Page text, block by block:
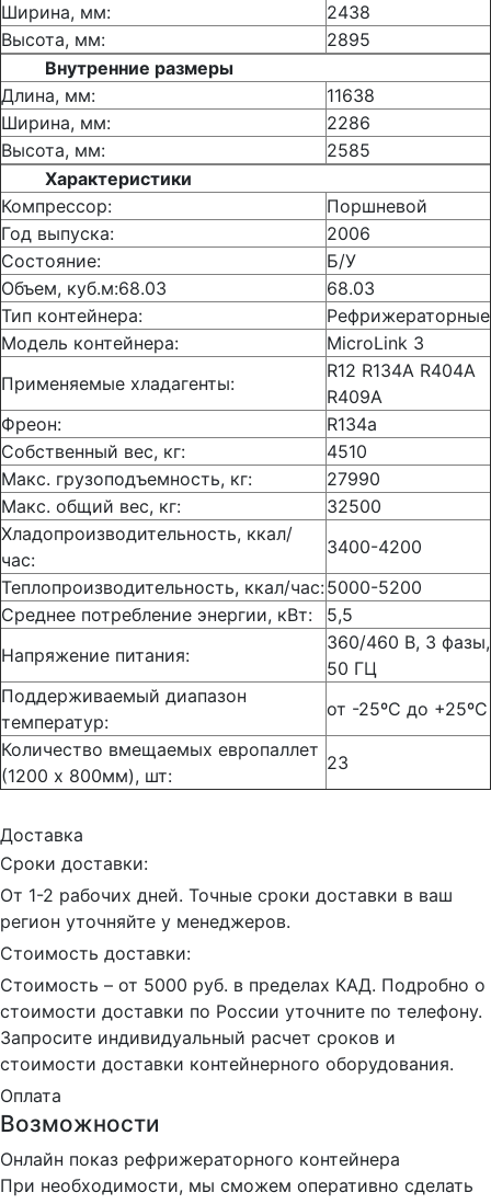
Ширина, мм:
2438
Высота, мм:
2895
Внутренние размеры
Длина, мм:
11638
Ширина, мм:
2286
Высота, мм:
2585
Характеристики
Компрессор:
Поршневой
Год выпуска:
2006
Состояние:
Б/У
Объем, куб.м:68.03
68.03
Тип контейнера:
Рефрижераторные
Модель контейнера:
MicroLink 3
Применяемые хладагенты:
R12 R134A R404A
R409A
Фреон:
R134a
Собственный вес, кг:
4510
Макс. грузоподъемность, кг:
27990
Макс. общий вес, кг:
32500
Хладопроизводительность, ккал/
час:
3400-4200
Теплопроизводительность, ккал/час:5000-5200
Среднее потребление энергии, кВт:
5,5
Напряжение питания:
360/460 B, 3 фазы,
50 ГЦ
Поддерживаемый диапазон
температур:
от -25ºС до +25ºС
Количество вмещаемых европаллет
(1200 x 800мм), шт:
23
Доставка
Сроки доставки:
От 1-2 рабочих дней. Точные сроки доставки в ваш
регион уточняйте у менеджеров.
Стоимость доставки:
Стоимость – от 5000 руб. в пределах КАД. Подробно о
стоимости доставки по России уточните по телефону.
Запросите индивидуальный расчет сроков и
стоимости доставки контейнерного оборудования.
Оплата
Возможности
Онлайн показ рефрижераторного контейнера
При необходимости, мы сможем оперативно сделать